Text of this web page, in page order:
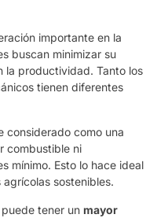
importante en la
buscan minimizar su
la productividad. Tanto los
tienen diferentes
considerado como una
combustible ni
mínimo. Esto lo hace ideal
sostenibles.
tener un mayor